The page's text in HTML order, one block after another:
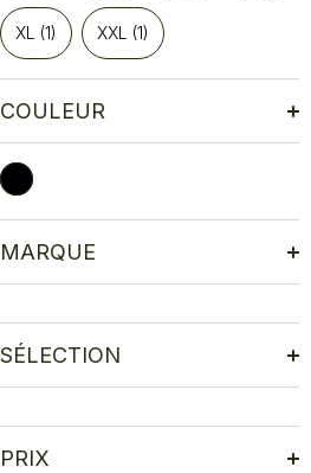
XL (1) XXL (1)
COULEUR
Couleurs
MARQUE
SÉLECTION
PRIX